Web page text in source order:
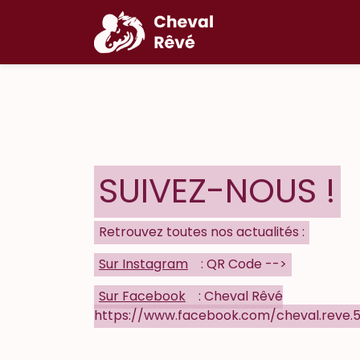
SUIVEZ-NOUS !
Retrouvez toutes nos actualités :
Sur Instagram
: QR Code -->
Sur Facebook
: Cheval Rêvé
https://www.facebook.com/